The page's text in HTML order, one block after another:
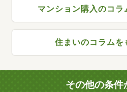
マンション購入のコラ
住まいのコラムを
その他の条件